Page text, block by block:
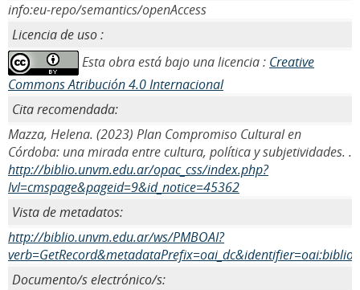
info:eu-repo/semantics/openAccess
Licencia de uso :
Esta obra está bajo una licencia : Creative
Commons Atribución 4.0 Internacional
Cita recomendada:
Mazza, Helena. (2023) Plan Compromiso Cultural en
Córdoba: una mirada entre cultura, política y subjetividades. .
http://biblio.unvm.edu.ar/opac_css/index.php?
lvl=cmspage&pageid=9&id_notice=45362
Vista de metadatos:
http://biblio.unvm.edu.ar/ws/PMBOAI?
Documento/s electrónico/s: